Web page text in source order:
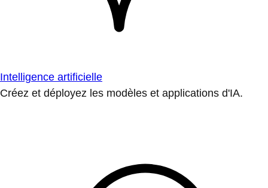
Intelligence artificielle
Créez et déployez les modèles et applications d'IA.